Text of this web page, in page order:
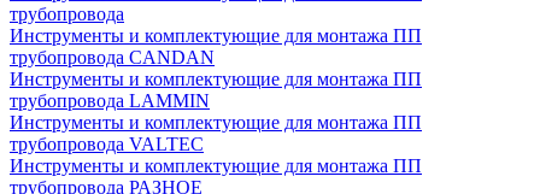
трубопровода
Инструменты и комплектующие для монтажа ПП
трубопровода CANDAN
Инструменты и комплектующие для монтажа ПП
трубопровода LAMMIN
Инструменты и комплектующие для монтажа ПП
трубопровода VALTEC
Инструменты и комплектующие для монтажа ПП
трубопровода РАЗНОЕ